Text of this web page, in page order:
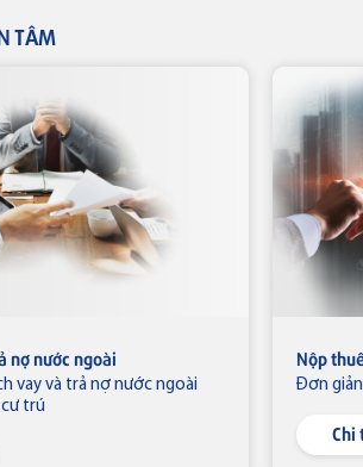
TÂM
nợ nước ngoài
vay và trả nợ nước ngoài
trú
Nộp
Đơn
Chi
Thẻ tín dụng
Thẻ tín dụng BVBank JCB Link